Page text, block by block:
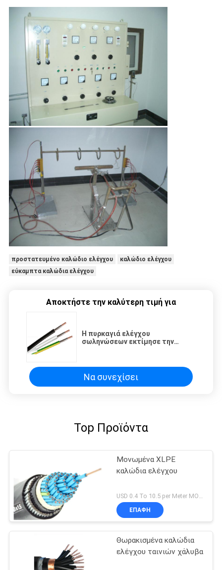
προστατευμένο καλώδιο ελέγχου
καλώδιο ελέγχου
εύκαμπτα καλώδια ελέγχου
Αποκτήστε την καλύτερη τιμή για
Η πυρκαγιά ελέγχου
σωληνώσεων εκτίμησε την
Να συνεχίσει
Top Προϊόντα
Μονωμένα XLPE
καλώδια ελέγχου
USD 0.4 To 10.5 per Meter MOQ:1000M
ΕΠΑΦΉ
Θωρακισμένα καλώδια
ελέγχου ταινιών χάλυβα